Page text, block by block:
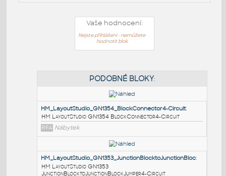
Vaše hodnocení:
Nejste přihlášeni - nemůžete
hodnotit blok
PODOBNÉ BLOKY